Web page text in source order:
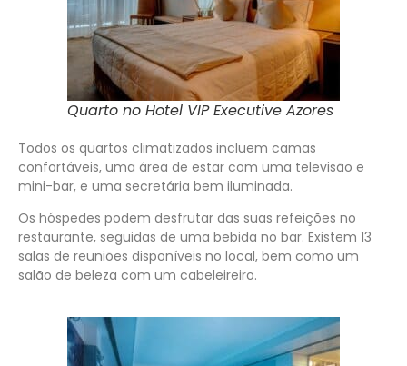
Quarto no Hotel VIP Executive Azores
Todos os quartos climatizados incluem camas
confortáveis, uma área de estar com uma televisão e
mini-bar, e uma secretária bem iluminada.
Os hóspedes podem desfrutar das suas refeições no
restaurante, seguidas de uma bebida no bar. Existem 13
salas de reuniões disponíveis no local, bem como um
salão de beleza com um cabeleireiro.